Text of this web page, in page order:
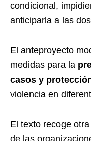
condicional,
anticiparla a las
El anteproyecto
medidas para la
casos y
violencia en
El texto recoge
de las